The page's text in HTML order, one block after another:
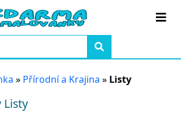
» Přírodní a Krajina » Listy
Listy